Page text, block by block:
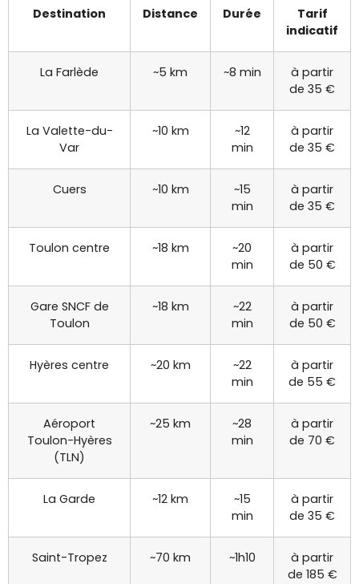
Destination Distance Durée
Tarif
indicatif
La Farlède ~5 km ~8 min
à partir
de 35 €
La Valette-du-
Var
~10 km
~12
min
à partir
de 35 €
Cuers ~10 km
~15
min
à partir
de 35 €
Toulon centre ~18 km
~20
min
à partir
de 50 €
Gare SNCF de
Toulon
~18 km
~22
min
à partir
de 50 €
Hyères centre ~20 km
~22
min
à partir
de 55 €
Aéroport
Toulon-Hyères
(TLN)
~25 km
~28
min
à partir
de 70 €
La Garde ~12 km
~15
min
à partir
de 35 €
Saint-Tropez ~70 km ~1h10
à partir
de 185 €